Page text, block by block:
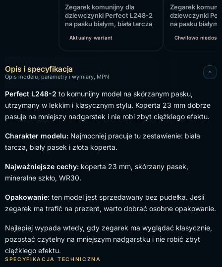
Zegarek komunijny dla
dziewczynki Perfect L248-2
na pasku białym, biała tarcza
Aktualny wariant
Zegarek
dziewczynki
na pasku
Chwilowo
Opis i specyfikacja
Opis modelu, parametry i wymiary, MPN
Perfect L248-2 to komunijny model na skórzanym pasku,
utrzymany w lekkim i klasycznym stylu. Koperta 23 mm dobrze
pasuje na mniejszy nadgarstek i nie robi zbyt ciężkiego efektu.
Charakter modelu: Najmocniej pracuje tu zestawienie: biała
tarcza, biały pasek i złota koperta.
Najważniejsze cechy: koperta 23 mm, skórzany pasek,
mineralne szkło, WR30.
Opakowanie: ten model jest sprzedawany bez pudełka. Jeśli
zegarek ma trafić na prezent, warto dobrać osobne opakowanie.
Najlepiej wypada wtedy, gdy zegarek ma wyglądać klasycznie,
pozostać czytelny na mniejszym nadgarstku i nie robić zbyt
ciężkiego efektu.
SPECYFIKACJA TECHNICZNA